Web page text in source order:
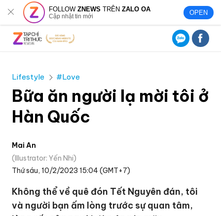
FOLLOWZNEWS TRÊNZALO OA
Cập nhật tin mới OPEN
Lifestyle #Love
Bữa ăn người lạ mời tôi ở
Hàn Quốc
Mai An
Illustrator: Yến Nhi
Thứ sáu, 10/2/2023 15:04 (GMT+7)
Không thể về quê đón Tết Nguyên đán, tôi
và người bạn ấm lòng trước sự quan tâm,